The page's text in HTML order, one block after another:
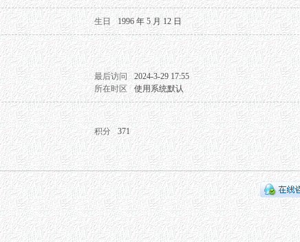
生日 1996 年 5 月 12 日
最后访问 2024-3-29 17:55
所在时区 使用系统默认
积分 371